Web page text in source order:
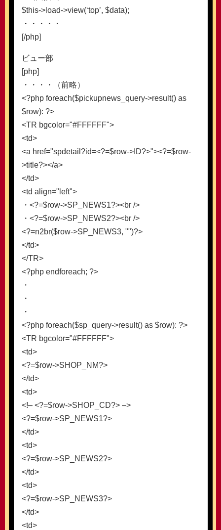
$this->load->view(‘top’, $data);
・・・・・
[/php]
ビュー部
[php]
・・・・（前略）
<?php foreach($pickupnews_query->result() as
$row): ?>
<TR bgcolor="#FFFFFF">
<td>
<a href="spdetail?id=<?=$row->ID?>"><?=$row-
>title?></a>
</td>
<td align="left">
・<?=$row->SP_NEWS1?><br />
・<?=$row->SP_NEWS2?><br />
<?=n2br($row->SP_NEWS3, "")?>
</td>
</TR>
<?php endforeach; ?>
・
・
・
<?php foreach($sp_query->result() as $row): ?>
<TR bgcolor="#FFFFFF">
<td>
<?=$row->SHOP_NM?>
</td>
<td>
<!– <?=$row->SHOP_CD?> –>
<?=$row->SP_NEWS1?>
</td>
<td>
<?=$row->SP_NEWS2?>
</td>
<td>
<?=$row->SP_NEWS3?>
</td>
<td>